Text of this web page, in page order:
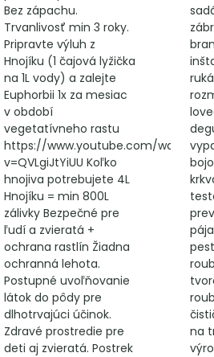
Bez zápachu.
Trvanlivosť min 3 roky.
Pripravte výluh z
Hnojíku (1 čajová lyžička
na 1L vody) a zalejte
Euphorbii 1x za mesiac
v období
vegetatívneho rastu
https://www.youtube.com/watch?
v=QVLgiJtYiUU Koľko
hnojiva potrebujete 4L
Hnojíku = min 800L
zálivky Bezpečné pre
ľudí a zvieratá +
ochrana rastlín Žiadna
ochranná lehota.
Postupné uvoľňovanie
látok do pôdy pre
dlhotrvajúci účinok.
Zdravé prostredie pre
deti aj zvieratá. Postrek
na